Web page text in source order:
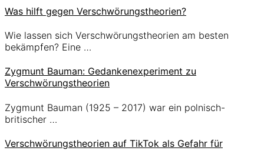
Was hilft gegen Verschwörungstheorien?
Wie lassen sich Verschwörungstheorien am besten
bekämpfen? Eine …
Zygmunt Bauman: Gedankenexperiment zu
Verschwörungstheorien
Zygmunt Bauman (1925 – 2017) war ein polnisch-
britischer …
Verschwörungstheorien auf TikTok als Gefahr für